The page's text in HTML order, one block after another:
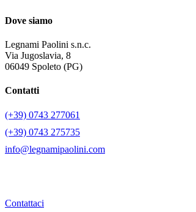
Dove siamo
Legnami Paolini s.n.c.
Via Jugoslavia, 8
06049 Spoleto (PG)
Contatti
(+39) 0743 277061
(+39) 0743 275735
info@legnamipaolini.com
Contattaci